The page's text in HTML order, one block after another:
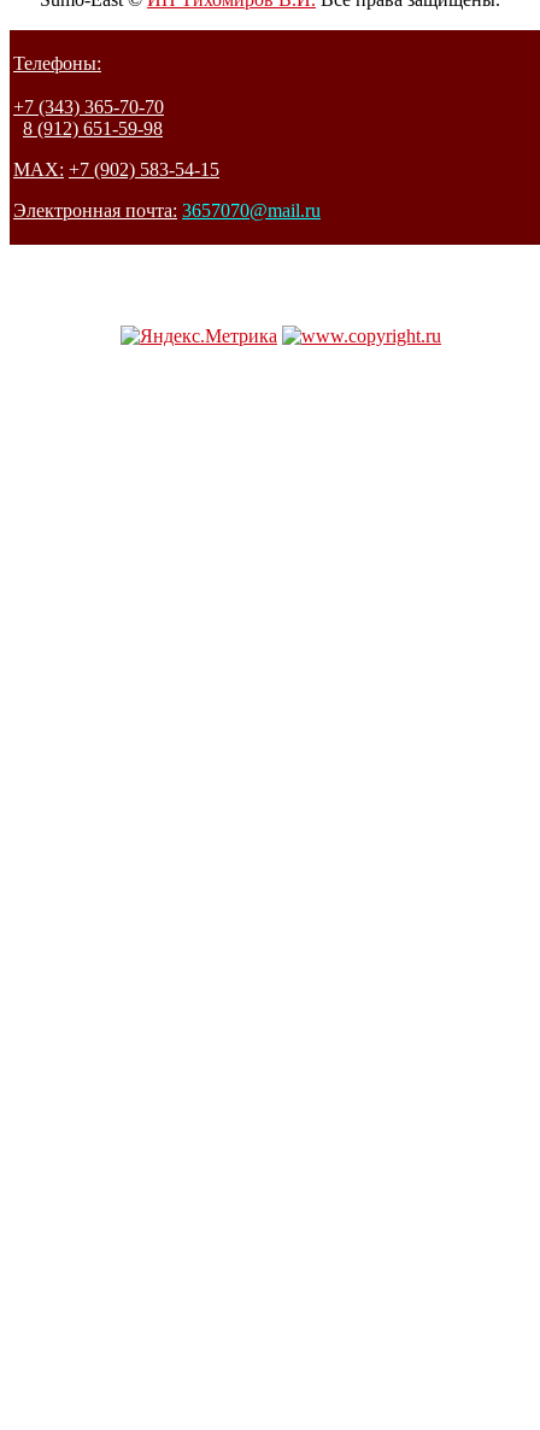
Телефоны:
+7 (343) 365-70-70
8 (912) 651-59-98
MAX: +7 (902) 583-54-15
Электронная почта: 3657070@mail.ru